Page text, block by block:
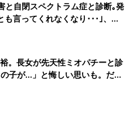
と自閉スペクトラム症と診断｡発
言ってくれなくなり･･･｣、元
介
。長女が先天性ミオパチーと診
子が…」と悔しい思いも。だか
全力で楽しみたい